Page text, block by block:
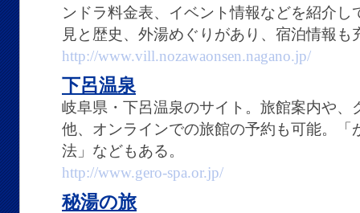
ンドラ料金表、イベント情報などを紹介
見と歴史、外湯めぐりがあり、宿泊情報も
http://www.vill.nozawaonsen.nagano.jp/
下呂温泉
岐阜県・下呂温泉のサイト。旅館案内や、
他、オンラインでの旅館の予約も可能。「
法」などもある。
http://www.gero-spa.or.jp/
秘湯の旅